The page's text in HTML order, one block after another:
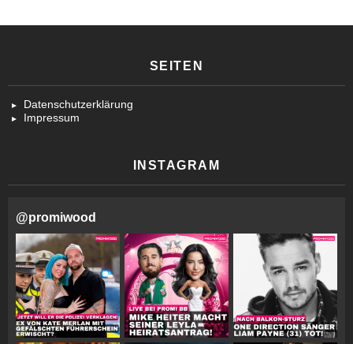
SEITEN
Datenschutzerklärung
Impressum
INSTAGRAM
@promiwood